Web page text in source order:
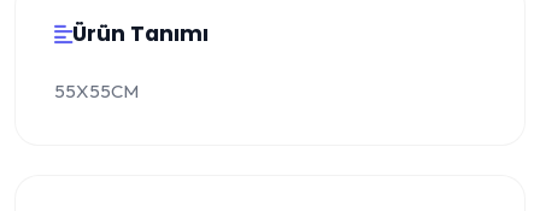
Ürün Tanımı
55X55CM